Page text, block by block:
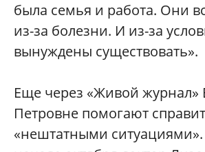
была семья и работа. Они
из-за болезни. И из-за
вынуждены существовать».
Еще через «Живой журнал»
Петровне помогают
«нештатными